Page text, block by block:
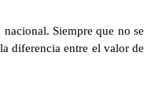
Siempre que no se
diferencia entre el valor de